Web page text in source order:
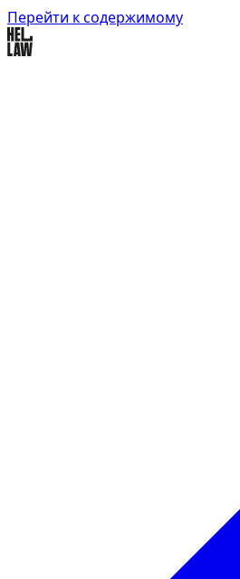
Перейти к содержимому